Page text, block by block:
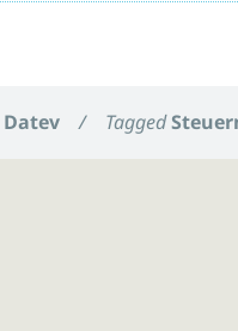
Datev / Tagged